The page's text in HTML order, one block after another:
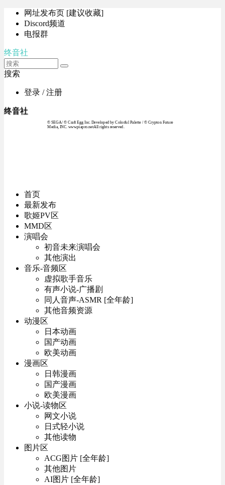
网址发布页 [建议收藏]
Discord频道
电报群
终音社
搜索
登录 / 注册
终音社
© SEGA / © Craft Egg Inc. Developed by Colorful Palette / © Crypton Future
Media, INC. www.piapro.netAll rights reserved.
首页
最新发布
歌姬PV区
MMD区
演唱会
初音未来演唱会
其他演出
音乐-音频区
虚拟歌手音乐
有声小说-广播剧
同人音声-ASMR [全年龄]
其他音频资源
动漫区
日本动画
国产动画
欧美动画
漫画区
日韩漫画
国产漫画
欧美漫画
小说-读物区
网文小说
日式轻小说
其他读物
图片区
ACG图片 [全年龄]
其他图片
AI图片 [全年龄]